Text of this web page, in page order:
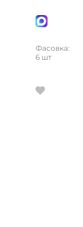
Фасовка:
6 шт